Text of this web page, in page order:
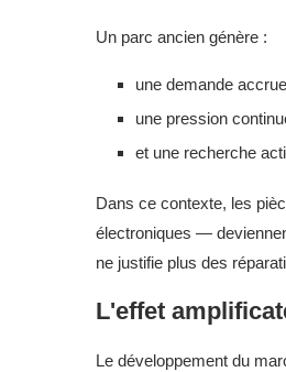
Un parc ancien génère :
une demande
une pression
et une recherche
Dans ce contexte, les
électroniques —
ne justifie plus des
L'effet
Le développement du